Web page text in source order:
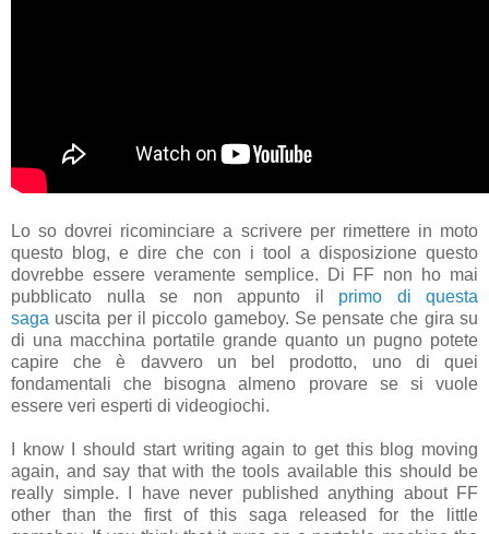
Lo so dovrei ricominciare a scrivere per rimettere in moto
questo blog, e dire che con i tool a disposizione questo
dovrebbe essere veramente semplice. Di FF non ho mai
pubblicato nulla se non appunto il primo di questa
saga uscita per il piccolo gameboy. Se pensate che gira su
di una macchina portatile grande quanto un pugno potete
capire che è davvero un bel prodotto, uno di quei
fondamentali che bisogna almeno provare se si vuole
essere veri esperti di videogiochi.
I know I should start writing again to get this blog moving
again, and say that with the tools available this should be
really simple. I have never published anything about FF
other than the first of this saga released for the little